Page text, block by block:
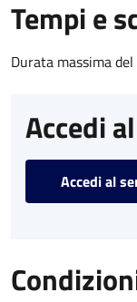
Tempi e
Durata massima
Accedi
Accedi al